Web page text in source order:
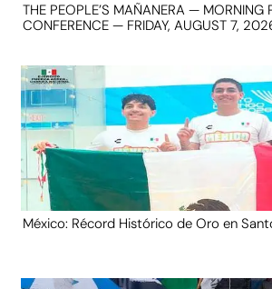
THE PEOPLE’S MAÑANERA — MORNING
CONFERENCE — FRIDAY, AUGUST 7,
México: Récord Histórico de Oro en